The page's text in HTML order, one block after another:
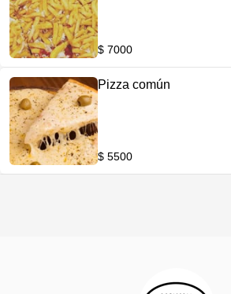
$ 7000
Pizza común
$ 5500